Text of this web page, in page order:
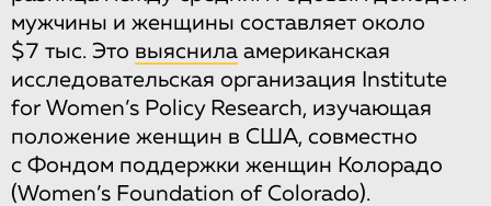
мужчины и женщины составляет около
$7 тыс. Это выяснила американская
исследовательская организация Institute
for Women’s Policy Research, изучающая
положение женщин в США, совместно
с Фондом поддержки женщин Колорадо
(Women’s Foundation of Colorado).